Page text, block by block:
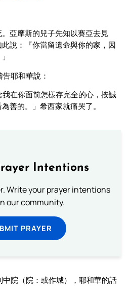
亞摩斯的兒子先知以賽亞去見
說：『你當留遺命與你的家，因
耶和華說：
我在你面前怎樣存完全的心，按誠
善的。」希西家就痛哭了。
Intentions
Write your prayer intentions
our community.
PRAYER
院（院：或作城），耶和華的話